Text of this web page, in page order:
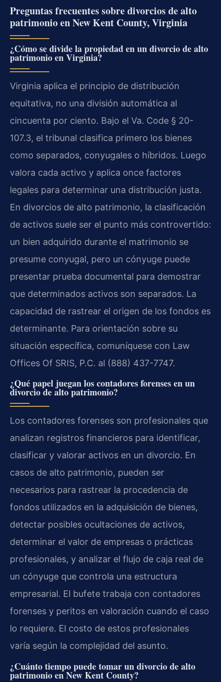
Preguntas frecuentes sobre divorcios de alto
patrimonio en New Kent County, Virginia
¿Cómo se divide la propiedad en un divorcio de alto
patrimonio en Virginia?
Virginia aplica el principio de distribución
equitativa, no una división automática al
cincuenta por ciento. Bajo el Va. Code § 20-
107.3, el tribunal clasifica primero los bienes
como separados, conyugales o híbridos. Luego
valora cada activo y aplica once factores
legales para determinar una distribución justa.
En divorcios de alto patrimonio, la clasificación
de activos suele ser el punto más controvertido:
un bien adquirido durante el matrimonio se
presume conyugal, pero un cónyuge puede
presentar prueba documental para demostrar
que determinados activos son separados. La
capacidad de rastrear el origen de los fondos es
determinante. Para orientación sobre su
situación específica, comuníquese con Law
Offices Of SRIS, P.C. al (888) 437-7747.
¿Qué papel juegan los contadores forenses en un
divorcio de alto patrimonio?
Los contadores forenses son profesionales que
analizan registros financieros para identificar,
clasificar y valorar activos en un divorcio. En
casos de alto patrimonio, pueden ser
necesarios para rastrear la procedencia de
fondos utilizados en la adquisición de bienes,
detectar posibles ocultaciones de activos,
determinar el valor de empresas o prácticas
profesionales, y analizar el flujo de caja real de
un cónyuge que controla una estructura
empresarial. El bufete trabaja con contadores
forenses y peritos en valoración cuando el caso
lo requiere. El costo de estos profesionales
varía según la complejidad del asunto.
¿Cuánto tiempo puede tomar un divorcio de alto
patrimonio en New Kent County?